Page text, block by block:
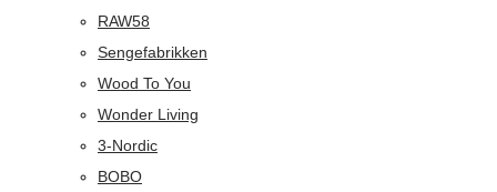
RAW58
Sengefabrikken
Wood To You
Wonder Living
3-Nordic
BOBO